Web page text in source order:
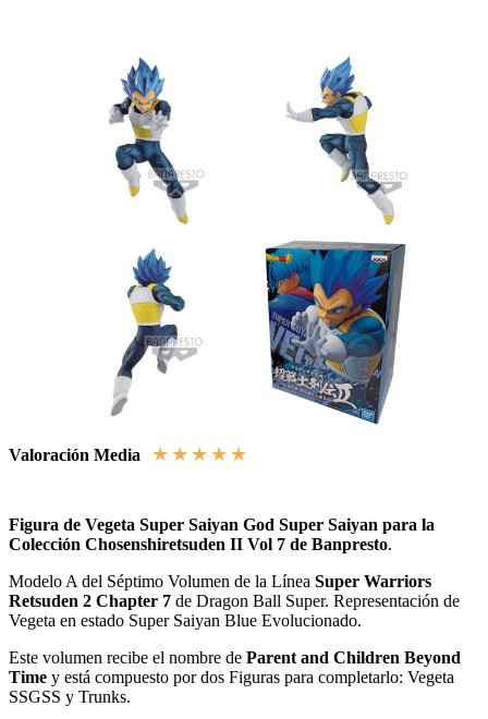
Valoración Media ★ ★ ★ ★ ★
Figura de Vegeta Super Saiyan God Super Saiyan para la
Colección Chosenshiretsuden II Vol 7 de Banpresto.
Modelo A del Séptimo Volumen de la Línea Super Warriors
Retsuden 2 Chapter 7 de Dragon Ball Super. Representación de
Vegeta en estado Super Saiyan Blue Evolucionado.
Este volumen recibe el nombre de Parent and Children Beyond
Time y está compuesto por dos Figuras para completarlo: Vegeta
SSGSS y Trunks.